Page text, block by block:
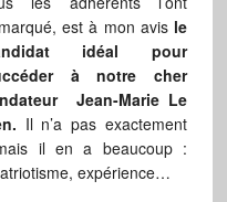
est à mon avis le
idéal pour
à notre cher
Jean-Marie Le
Il n’a pas exactement
il en a beaucoup :
expérience…